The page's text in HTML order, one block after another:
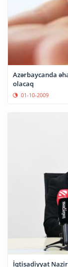
Azərbaycanda
olacaq
01-10-2009
İqtisadiyyat